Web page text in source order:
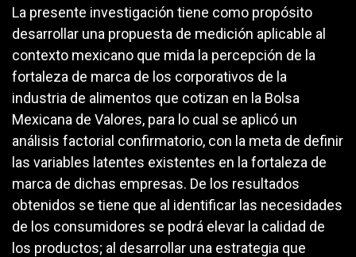
La presente investigación tiene como propósito
desarrollar una propuesta de medición aplicable al
contexto mexicano que mida la percepción de la
fortaleza de marca de los corporativos de la
industria de alimentos que cotizan en la Bolsa
Mexicana de Valores, para lo cual se aplicó un
análisis factorial confirmatorio, con la meta de definir
las variables latentes existentes en la fortaleza de
marca de dichas empresas. De los resultados
obtenidos se tiene que al identificar las necesidades
de los consumidores se podrá elevar la calidad de
los productos; al desarrollar una estrategia que